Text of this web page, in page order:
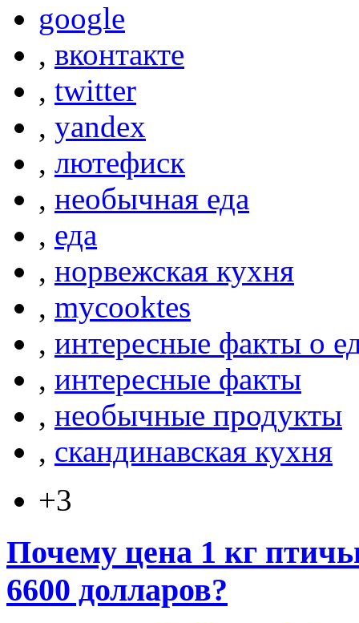
google
, вконтакте
, twitter
, yandex
, лютефиск
, необычная еда
, еда
, норвежская кухня
, mycooktes
, интересные факты о
, интересные факты
, необычные продукты
, скандинавская кухня
+3
Почему цена 1 кг
6600 долларов?